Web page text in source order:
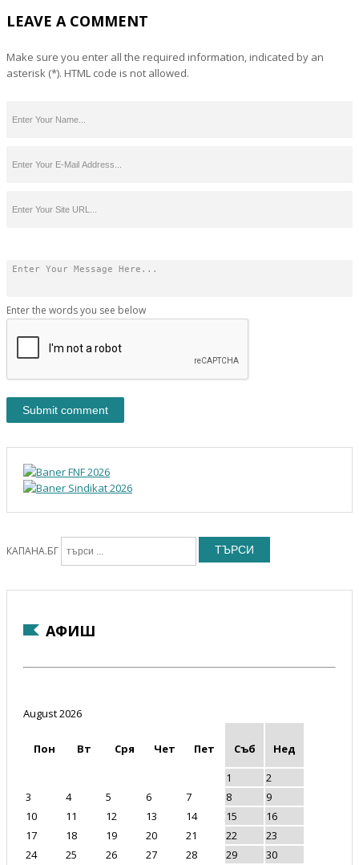
LEAVE A COMMENT
Make sure you enter all the required information, indicated by an
asterisk (*). HTML code is not allowed.
Enter the words you see below
КАПАНА.БГ ТЪРСИ
АФИШ
August 2026
Пон Вт Сря Чет Пет Съб
Нед
1
2
3
4 5 6 7 8
9
10
11 12 13 14 15
16
17
18 19 20 21 22
23
24
25 26 27 28 29
30